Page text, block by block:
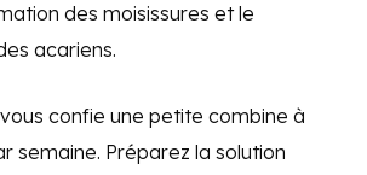
des moisissures etle
acariens.
confie une petite combine à
semaine. Préparez la solution